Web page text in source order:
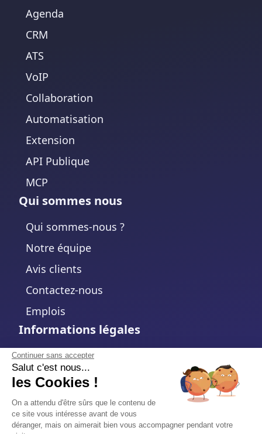
Continuer sans accepter
Salut c'est nous...
les Cookies !
On a attendu d'être sûrs que le contenu de
ce site vous intéresse avant de vous
déranger, mais on aimerait bien vous accompagner pendant votre
Agenda
CRM
ATS
VoIP
Collaboration
Automatisation
Extension
API Publique
MCP
Qui sommes nous
Qui sommes-nous ?
Notre équipe
Avis clients
Contactez-nous
Emplois
Informations légales
Mentions légales
Politique de confidentialité
Politique de cookies
Modifier votre choix de cookies